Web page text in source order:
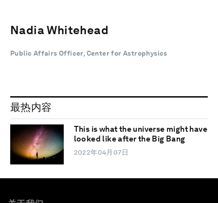
Nadia Whitehead
Public Affairs Officer, Center for Astrophysics
最热内容
This is what the universe might have
looked like after the Big Bang
2022年04月07日